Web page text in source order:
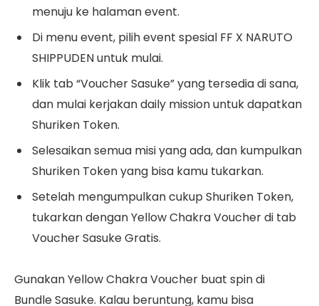
menuju ke halaman event.
Di menu event, pilih event spesial FF X NARUTO
SHIPPUDEN untuk mulai.
Klik tab “Voucher Sasuke” yang tersedia di sana,
dan mulai kerjakan daily mission untuk dapatkan
Shuriken Token.
Selesaikan semua misi yang ada, dan kumpulkan
Shuriken Token yang bisa kamu tukarkan.
Setelah mengumpulkan cukup Shuriken Token,
tukarkan dengan Yellow Chakra Voucher di tab
Voucher Sasuke Gratis.
Gunakan Yellow Chakra Voucher buat spin di
Bundle Sasuke. Kalau beruntung, kamu bisa